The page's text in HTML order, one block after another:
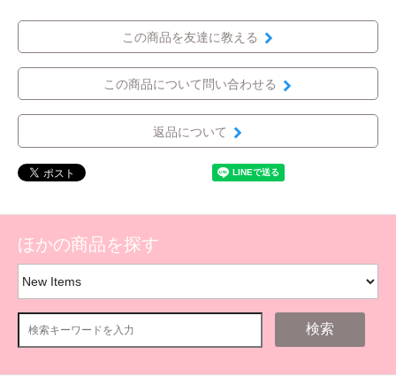
この商品を友達に教える
この商品について問い合わせる
返品について
ほかの商品を探す
検索